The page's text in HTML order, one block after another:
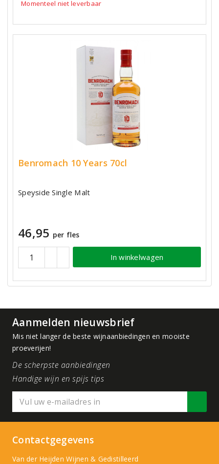
Momenteel niet leverbaar
Benromach 10 Years 70cl
Speyside Single Malt
46,95 per fles
In winkelwagen
Aanmelden nieuwsbrief
Mis niet langer de beste wijnaanbiedingen en mooiste
proeverijen!
De scherpste aanbiedingen
Handige wijn en spijs tips
Contactgegevens
Van der Heijden Wijnen & Gedistilleerd